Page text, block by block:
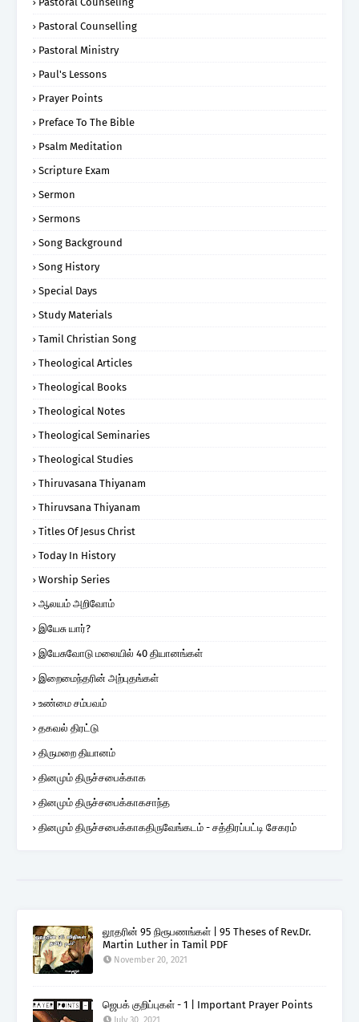
Pastoral Counselling
Pastoral Ministry
Paul's Lessons
Prayer Points
Preface To The Bible
Psalm Meditation
Scripture Exam
Sermon
Sermons
Song Background
Song History
Special Days
Study Materials
Tamil Christian Song
Theological Articles
Theological Books
Theological Notes
Theological Seminaries
Theological Studies
Thiruvasana Thiyanam
Thiruvsana Thiyanam
Titles Of Jesus Christ
Today In History
Worship Series
ஆலயம் அறிவோம்
இயேசு யார்?
இயேசுவோடு மலையில் 40 தியானங்கள்
இறைமைந்தரின் அற்புதங்கள்
உண்மை சம்பவம்
தகவல் திரட்டு
திருமறை தியானம்
தினமும் திருச்சபைக்காக
தினமும் திருச்சபைக்காகசாந்த
தினமும் திருச்சபைக்காகதிருவேங்கடம் - சத்திரப்பட்டி சேகரம்
லூதரின் 95 நிரூபணங்கள் | 95 Theses of Rev.Dr.
Martin Luther in Tamil PDF
November 20, 2021
ஜெபக் குறிப்புகள் - 1 | Important Prayer Points